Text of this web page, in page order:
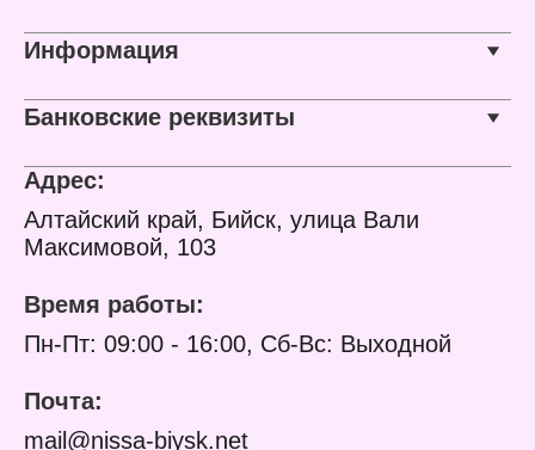
Информация
Банковские реквизиты
Адрес:
Алтайский край, Бийск, улица Вали
Максимовой, 103
Время работы:
Пн-Пт: 09:00 - 16:00, Сб-Вс: Выходной
Почта:
mail@nissa-biysk.net